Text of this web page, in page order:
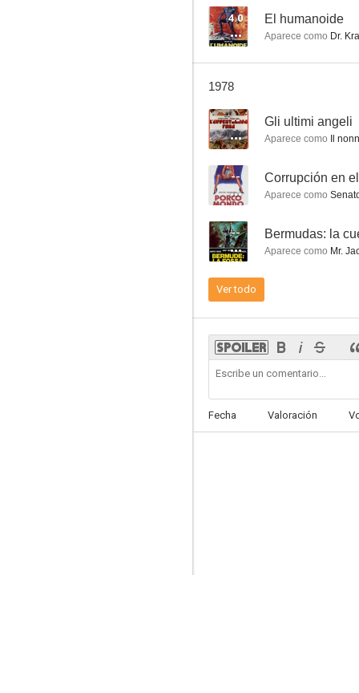
6.9
6.7
4.0 El humanoide
Aparece como Dr.
1978
-- Gli ultimi angeli
Aparece como Il
-- Corrupción en
Aparece como
-- Bermudas: la
Aparece como Mr.
Ver todo
Fecha Valoración